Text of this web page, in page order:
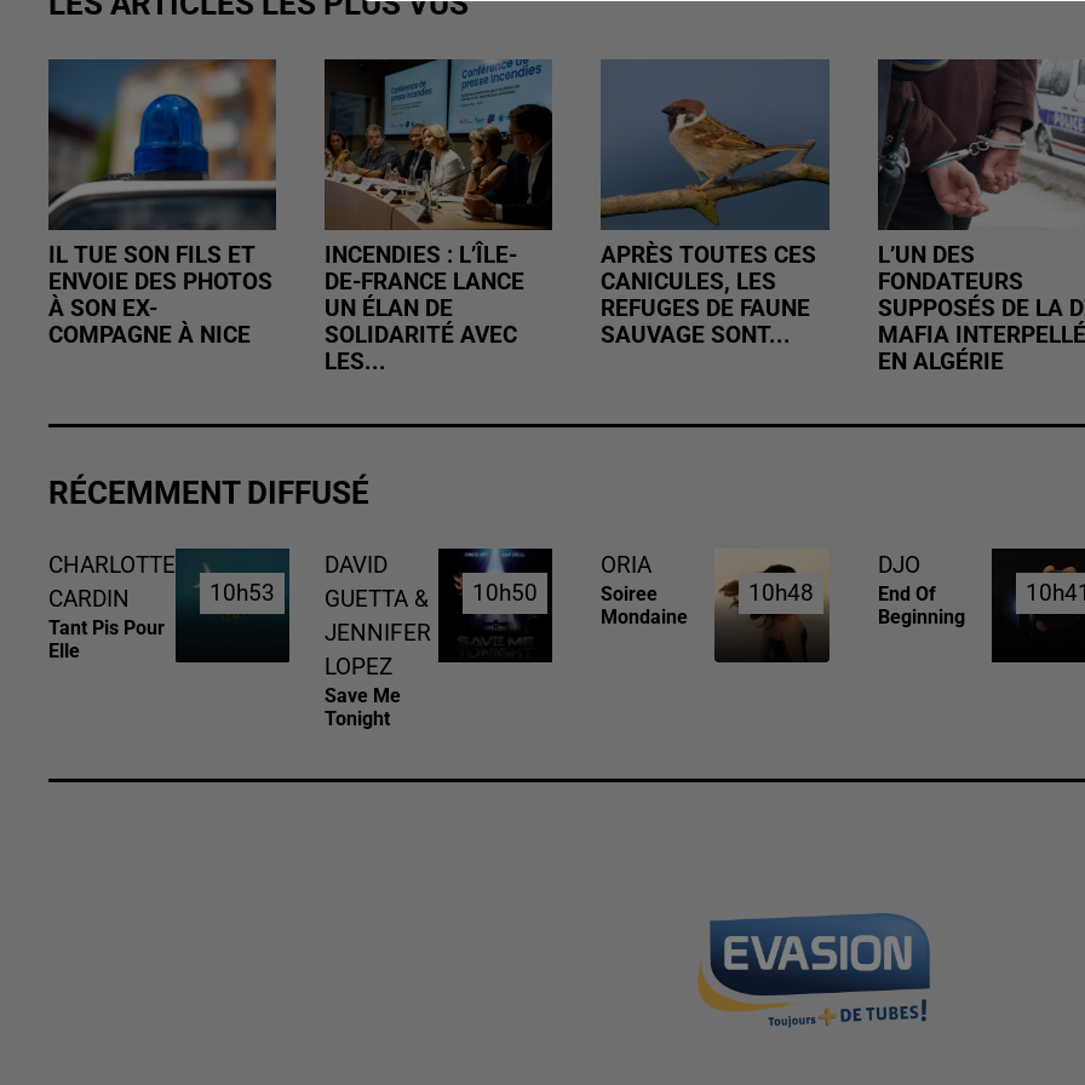
IL TUE SON FILS ET
ENVOIE DES PHOTOS
À SON EX-
COMPAGNE À NICE
INCENDIES : L’ÎLE-
DE-FRANCE LANCE
UN ÉLAN DE
SOLIDARITÉ AVEC
LES...
APRÈS TOUTES CES
CANICULES, LES
REFUGES DE FAUNE
SAUVAGE SONT...
L’UN DES
FONDATEURS
SUPPOSÉS DE LA
MAFIA INTERPELLÉ
EN ALGÉRIE
RÉCEMMENT DIFFUSÉ
CHARLOTTE
CARDIN
Tant Pis Pour
Elle
10h53
10h53
DAVID
GUETTA &
JENNIFER
LOPEZ
Save Me
Tonight
10h50
10h50
ORIA
Soiree
Mondaine
10h48
10h48
DJO
End Of
Beginning